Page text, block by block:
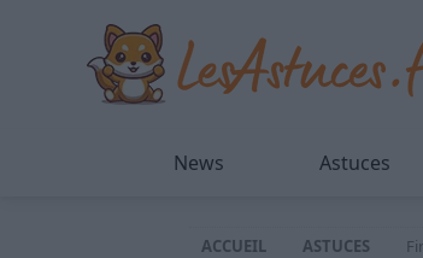
News Astuces
ACCUEIL ASTUCES